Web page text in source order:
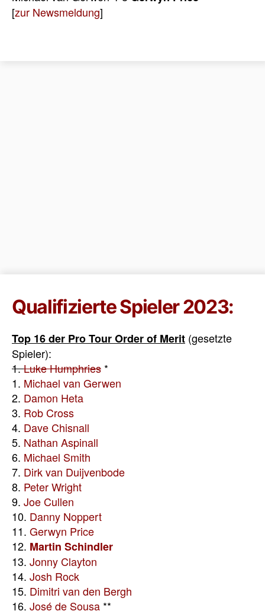
[zur Newsmeldung]
Qualifizierte Spieler 2023:
Top 16 der Pro Tour Order of Merit (gesetzte
Spieler):
1.Luke Humphries *
1. Michael van Gerwen
2. Damon Heta
3. Rob Cross
4. Dave Chisnall
5. Nathan Aspinall
6. Michael Smith
7. Dirk van Duijvenbode
8. Peter Wright
9. Joe Cullen
10. Danny Noppert
11. Gerwyn Price
12. Martin Schindler
13. Jonny Clayton
14. Josh Rock
15. Dimitri van den Bergh
16. José de Sousa **